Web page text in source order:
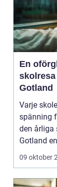
En
skolresa
Gotland
Varje
spänning
den årliga
Gotland
09 oktober